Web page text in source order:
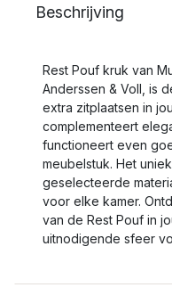
Beschrijving
Rest Pouf kruk van
Anderssen & Voll, is
extra zitplaatsen in
complementeert
functioneert even
meubelstuk. Het
geselecteerde
voor elke kamer.
van de Rest Pouf in
uitnodigende sfeer